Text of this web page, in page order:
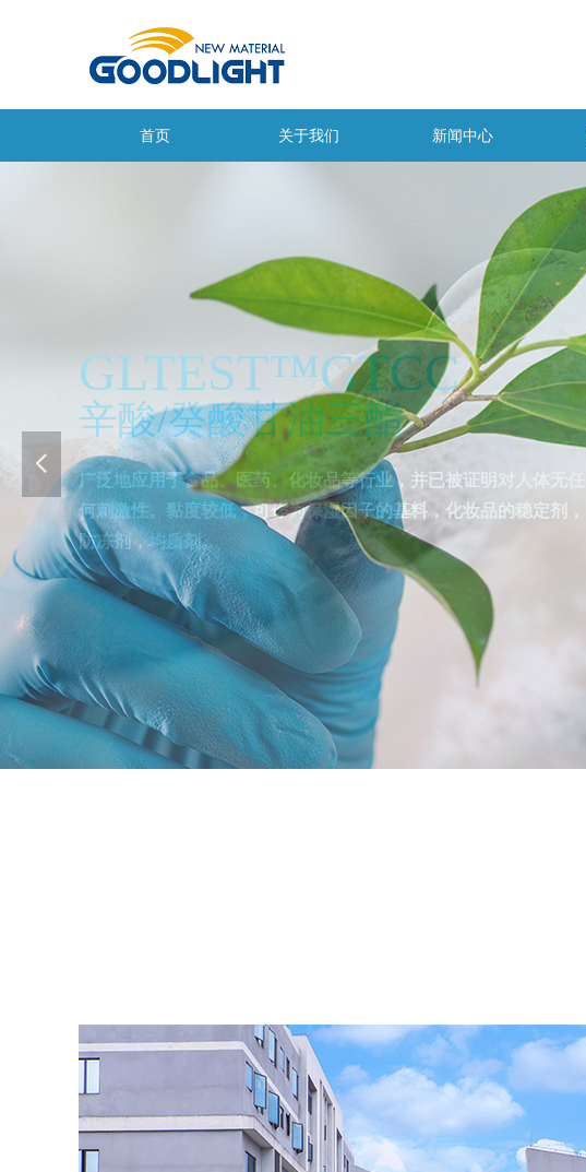
首页 关于我们 新闻中心
GLTEST™GTCC
辛酸/癸酸甘油三酯
广泛地应用于食品、医药、化妆品等行业，并已被证明对人体无任
何刺激性。黏度较低，可作为保湿因子的基料，化妆品的稳定剂，
防冻剂，均质剂。
넳